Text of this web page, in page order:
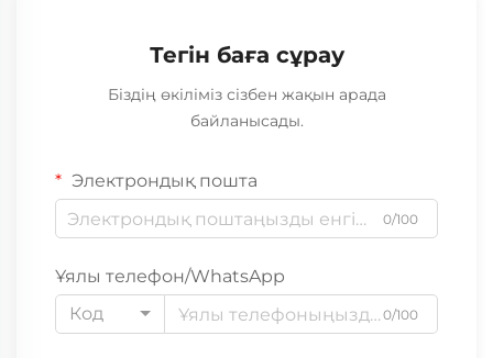
Тегін баға сұрау
Біздің өкіліміз сізбен жақын арада
байланысады.
Электрондық пошта
0/100
Ұялы телефон/WhatsApp
Код
0/100